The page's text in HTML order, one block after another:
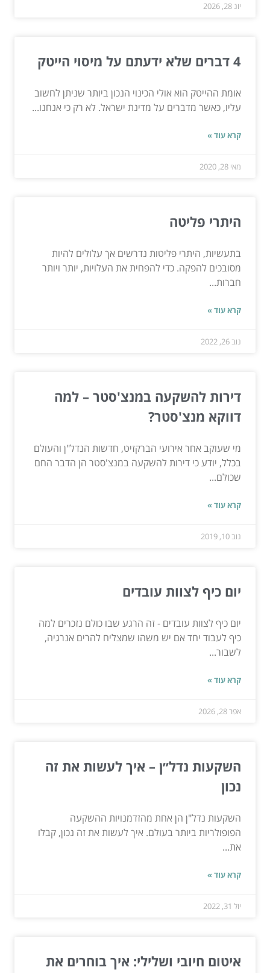
יונ 28, 2026
4 דברים שלא ידעתם על מיסוי הייטק
אומת ההייטק הוא אולי הכינוי הנכון ביותר שניתן לחשוב
עליו, כאשר מדברים על מדינת ישראל. לא רק כי אנחנו...
קרא עוד »
מאי 28, 2020
היתרי פליטה
בתעשיות, היתרי פליטות נדרשים אך עלולים להיות
מסובכים להפקה. כדי להפחית את העלויות, יותר ויותר
חברות...
קרא עוד »
נוב 26, 2022
דירות להשקעה במנצ'סטר – למה
דווקא מנצ'סטר?
מי שעוקב אחר אירועי הברקזיט, חדשות הנדל"ן והעולם
בכלל, יודע כי דירות להשקעה במנצ'סטר הן הדבר החם
שכולם...
קרא עוד »
נוב 10, 2019
יום כיף לצוות עובדים
יום כיף לצוות עובדים - זה הרגע שבו כולם נזכרים למה
כיף לעבוד יחד אם יש משהו שמצליח להרים אנרגיה,
לשבור...
קרא עוד »
אפר 28, 2026
השקעות נדל״ן – איך לעשות את זה
נכון
השקעות נדל"ן הן אחת מהזדמנויות ההשקעה
הפופולריות ביותר בעולם. איך לעשות את זה נכון, קבלו
את...
קרא עוד »
יול 31, 2022
איטום חיובי ושלילי: איך בוחרים את